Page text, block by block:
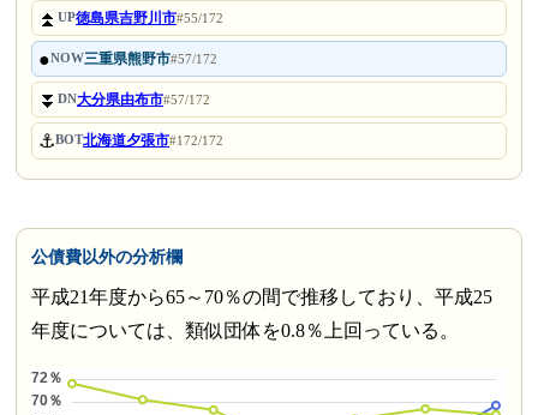
⏫UP徳島県吉野川市#55/172
●NOW三重県熊野市#57/172
⏬DN大分県由布市#57/172
⚓BOT北海道夕張市#172/172
公債費以外の分析欄
平成21年度から65～70％の間で推移しており、平成25
年度については、類似団体を0.8％上回っている。